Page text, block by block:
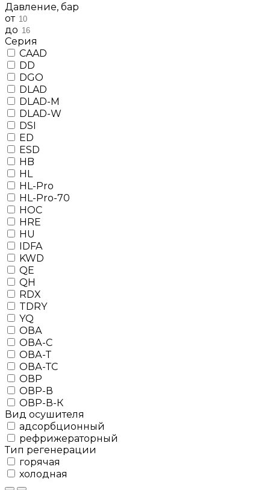
Давление, бар
от
до
Серия
CAAD
DD
DGO
DLAD
DLAD-M
DLAD-W
DSI
ED
ESD
HB
HL
HL-Pro
HL-Pro-70
HOC
HRE
HU
IDFA
KWD
QE
QH
RDX
TDRY
YQ
ОВА
ОВА-С
ОВА-Т
ОВА-ТС
ОВР
ОВР-В
ОВР-В-К
Вид осушителя
адсорбционный
рефрижераторный
Тип регенерации
горячая
холодная